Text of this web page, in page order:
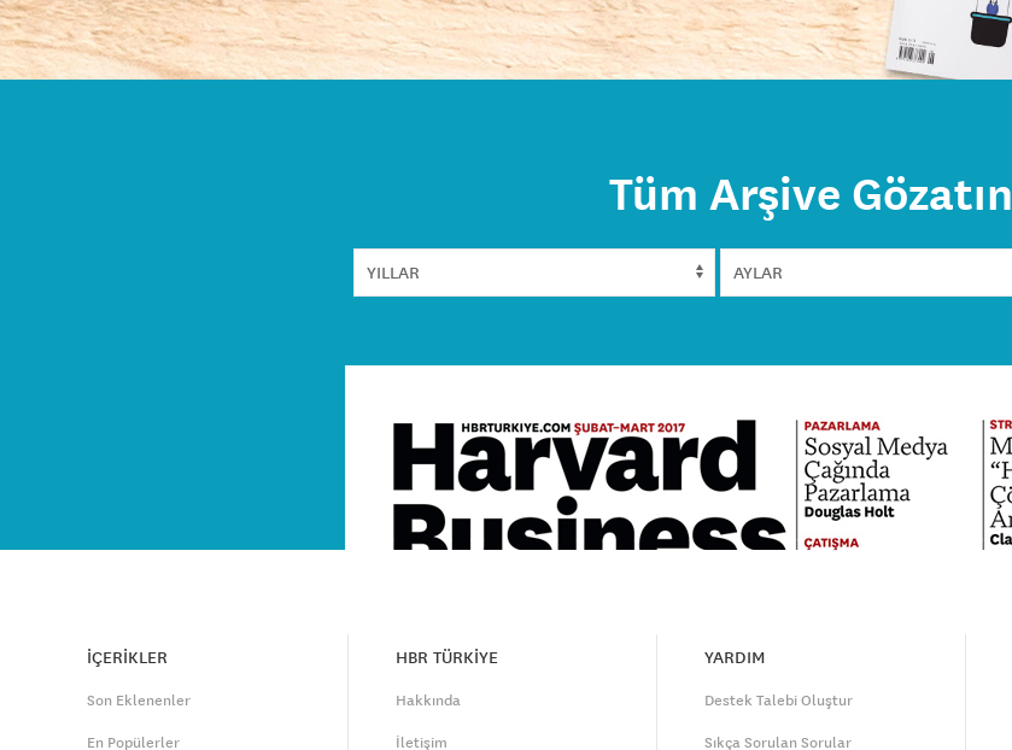
Tüm Arşive Gözatın
İÇERİKLER
Son Eklenenler
En Popülerler
HBR TÜRKİYE
Hakkında
İletişim
YARDIM
Destek Talebi Oluştur
Sıkça Sorulan Sorular